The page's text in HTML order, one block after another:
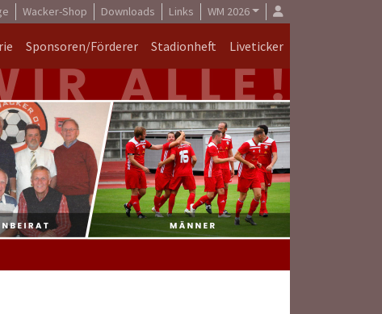
Wacker-Shop Downloads Links WM 2026
Sponsoren/Förderer Stadionheft Liveticker